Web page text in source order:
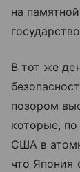
на
В тот же
позором
которые, по
США в
что Япония